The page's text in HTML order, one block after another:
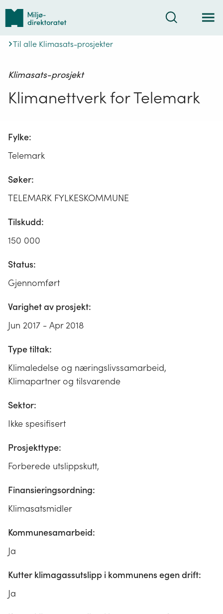
Tilbake
forsiden
Søk
Til alle Klimasats-prosjekter
Klimasats-prosjekt
Klimanettverk for Telemark
Fylke:
Telemark
Søker:
TELEMARK FYLKESKOMMUNE
Tilskudd:
150 000
Status:
Gjennomført
Varighet av prosjekt:
Jun 2017 - Apr 2018
Type tiltak:
Klimaledelse og næringslivssamarbeid,
Klimapartner og tilsvarende
Sektor:
Ikke spesifisert
Prosjekttype:
Forberede utslippskutt,
Finansieringsordning:
Klimasatsmidler
Kommunesamarbeid:
Ja
Kutter klimagassutslipp i kommunens egen drift:
Ja